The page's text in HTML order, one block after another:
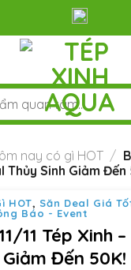
nay có gì HOT /
Thủy Sinh Giảm Đến
HOT, Săn Deal Giá
Báo - Event
11 Tép Xinh
Đến 50K!